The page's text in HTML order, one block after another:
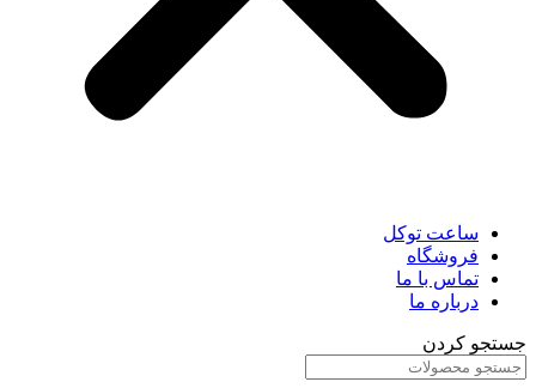
ساعت توکل
فروشگاه
تماس با ما
درباره ما
جستجو کردن